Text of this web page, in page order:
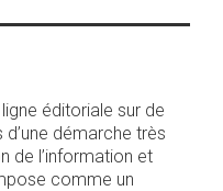
éditoriale sur de
démarche très
de l’information et
comme un